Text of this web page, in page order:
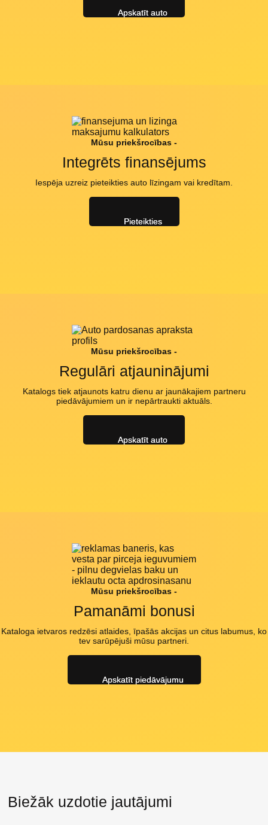
Mūsu priekšrocības -
Integrēts finansējums
Iespēja uzreiz pieteikties auto līzingam vai kredītam.
Mūsu priekšrocības -
Regulāri atjauninājumi
Katalogs tiek atjaunots katru dienu ar jaunākajiem partneru
piedāvājumiem un ir nepārtraukti aktuāls.
Mūsu priekšrocības -
Pamanāmi bonusi
Kataloga ietvaros redzēsi atlaides, īpašās akcijas un citus labumus, ko
tev sarūpējuši mūsu partneri.
Biežāk uzdotie jautājumi